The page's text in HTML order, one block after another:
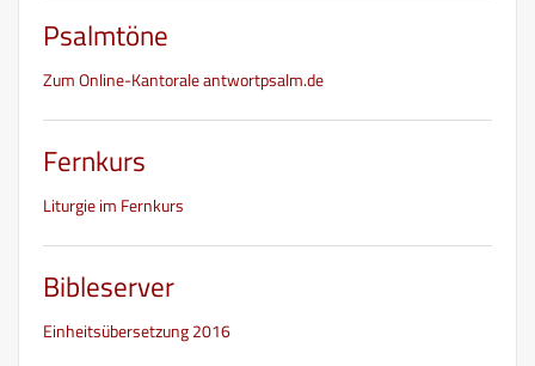
Psalmtöne
Zum Online-Kantorale antwortpsalm.de
Fernkurs
Liturgie im Fernkurs
Bibleserver
Einheitsübersetzung 2016